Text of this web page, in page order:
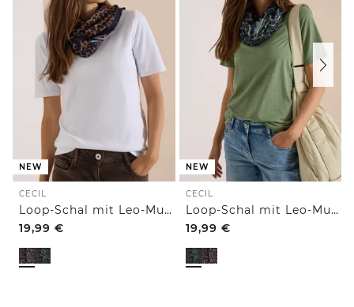
NEW
CECIL
Loop-Schal mit Leo-Muster
19,99 €
NEW
CECIL
Loop-Schal mit Leo-Muster
19,99 €